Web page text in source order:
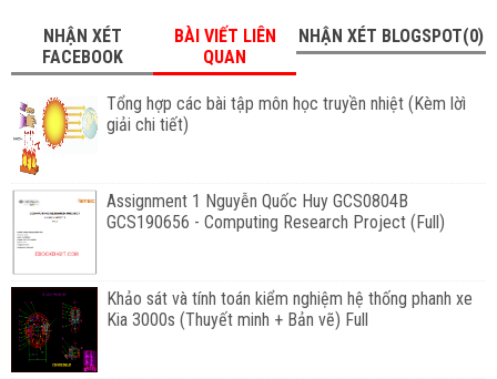
NHẬN XÉT
FACEBOOK
BÀI VIẾT LIÊN
QUAN
NHẬN XÉT BLOGSPOT(0)
Tổng hợp các bài tập môn học truyền nhiệt (Kèm lờì
giải chi tiết)
Assignment 1 Nguyễn Quốc Huy GCS0804B
GCS190656 - Computing Research Project (Full)
Khảo sát và tính toán kiểm nghiệm hệ thống phanh xe
Kia 3000s (Thuyết minh + Bản vẽ) Full